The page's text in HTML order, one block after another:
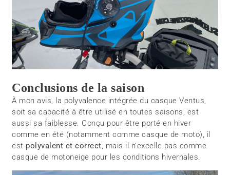
Conclusions de la saison
À mon avis, la polyvalence intégrée du casque Ventus,
soit sa capacité à être utilisé en toutes saisons, est
aussi sa faiblesse. Conçu pour être porté en hiver
comme en été (notamment comme casque de moto), il
est polyvalent et correct, mais il n’excelle pas comme
casque de motoneige pour les conditions hivernales.